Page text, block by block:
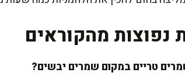
נפוצות מהקוראים